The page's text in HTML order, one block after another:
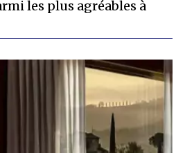
les plus agréables à